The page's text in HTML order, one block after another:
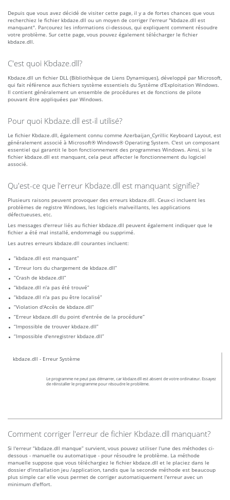
Depuis que vous avez décidé de visiter cette page, il y a de fortes chances que vous
recherchiez le fichier kbdaze.dll ou un moyen de corriger l'erreur "kbdaze.dll est
manquant". Parcourez les informations ci-dessous, qui expliquent comment résoudre
votre problème. Sur cette page, vous pouvez également télécharger le fichier
kbdaze.dll.
C'est quoi Kbdaze.dll?
Kbdaze.dll un fichier DLL (Bibliothèque de Liens Dynamiques), développé par Microsoft,
qui fait référence aux fichiers système essentiels du Système d'Exploitation Windows.
Il contient généralement un ensemble de procédures et de fonctions de pilote
pouvant être appliquées par Windows.
Pour quoi Kbdaze.dll est-il utilisé?
Le fichier Kbdaze.dll, également connu comme Azerbaijan_Cyrillic Keyboard Layout, est
généralement associé à Microsoft® Windows® Operating System. C'est un composant
essentiel qui garantit le bon fonctionnement des programmes Windows. Ainsi, si le
fichier kbdaze.dll est manquant, cela peut affecter le fonctionnement du logiciel
associé.
Qu'est-ce que l'erreur Kbdaze.dll est manquant signifie?
Plusieurs raisons peuvent provoquer des erreurs kbdaze.dll. Ceux-ci incluent les
problèmes de registre Windows, les logiciels malveillants, les applications
défectueuses, etc.
Les messages d'erreur liés au fichier kbdaze.dll peuvent également indiquer que le
fichier a été mal installé, endommagé ou supprimé.
Les autres erreurs kbdaze.dll courantes incluent:
“kbdaze.dll est manquant”
“Erreur lors du chargement de kbdaze.dll”
“Crash de kbdaze.dll”
“kbdaze.dll n'a pas été trouvé”
“kbdaze.dll n'a pas pu être localisé”
“Violation d'Accès de kbdaze.dll”
“Erreur kbdaze.dll du point d'entrée de la procédure”
“Impossible de trouver kbdaze.dll”
“Impossible d'enregistrer kbdaze.dll”
kbdaze.dll - Erreur Système
Le programme ne peut pas démarrer, car kbdaze.dll est absent de votre ordinateur. Essayez
de réinstaller le programme pour résoudre le problème.
Comment corriger l'erreur de fichier Kbdaze.dll manquant?
Si l'erreur “kbdaze.dll manque” survient, vous pouvez utiliser l'une des méthodes ci-
dessous - manuelle ou automatique - pour résoudre le problème. La méthode
manuelle suppose que vous téléchargiez le fichier kbdaze.dll et le placiez dans le
dossier d'installation jeu /application, tandis que la seconde méthode est beaucoup
plus simple car elle vous permet de corriger automatiquement l'erreur avec un
minimum d'effort.